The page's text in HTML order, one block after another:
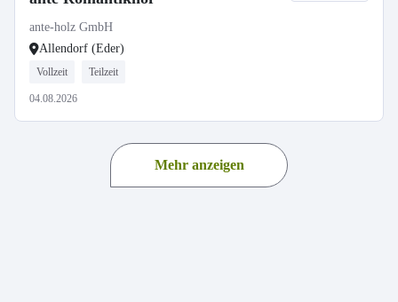
ante-holz GmbH
Allendorf (Eder)
Vollzeit Teilzeit
04.08.2026
Mehr anzeigen